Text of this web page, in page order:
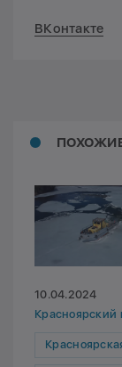
ВКонтакте
10.04.2024
Красноярский